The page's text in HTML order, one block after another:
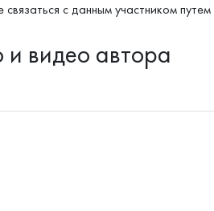
с данным участником
видео автора